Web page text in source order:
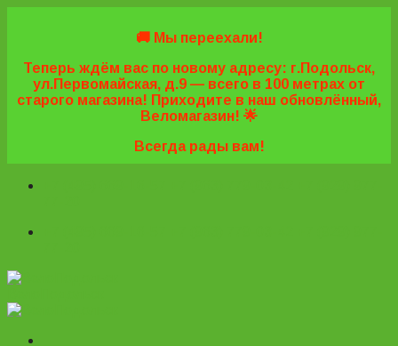
🚚 Мы переехали!
Теперь ждём вас по новому адресу: г.Подольск,
ул.Первомайская, д.9 — всего в 100 метрах от
старого магазина! Приходите в наш обновлённый,
Веломагазин! 🌟
Всегда рады вам!